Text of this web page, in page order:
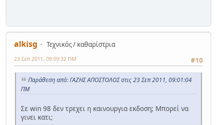
alkisg
Τεχνικός / καθαρίστρια
#10
23 Σεπ 2011, 09:09:32 ΠΜ
Παράθεση από: ΓΑΖΗΣ ΑΠΟΣΤΟΛΟΣ στις 23 Σεπ 2011, 09:01:04
ΠΜ
Σε win 98 δεν τρεχει η καινουργια εκδοση; Μπορεί να
γινει κατι;